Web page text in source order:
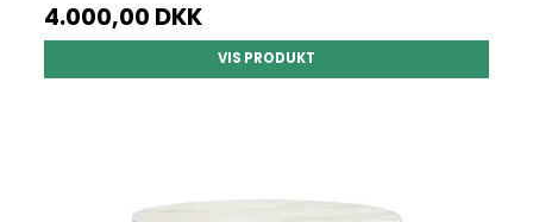
4.000,00 DKK
VIS PRODUKT